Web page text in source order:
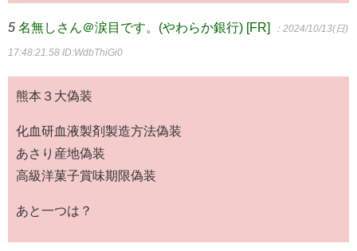
5 名無しさん＠涙目です。(やわらか銀行) [FR] ：2024/10/13(日)
17:48:21.58 ID:WdbThiGi0
熊本３大偽装
化血研血液製剤製造方法偽装
あさり産地偽装
高級洋菓子賞味期限偽装
あと一つは？